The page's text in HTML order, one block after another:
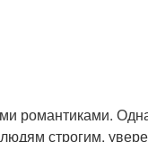
романтиками.
людям строгим,